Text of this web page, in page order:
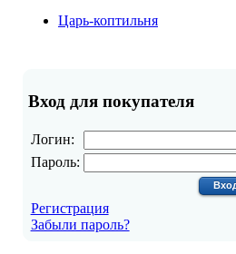
Царь-коптильня
Вход для покупателя
Логин:
Пароль:
Регистрация
Забыли пароль?